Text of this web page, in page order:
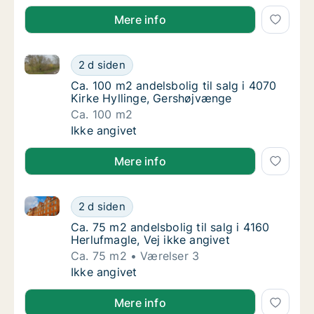
Mere info
Ca. 100 m2 andelsbolig til salg i 4070
2 d siden
Ca. 100 m2 andelsbolig til salg i 4070 Kirke
Ca. 100 m2 andelsbolig til salg i 4070
Ca. 100 m2 andelsbolig til salg i 4070
Kirke Hyllinge, Gershøjvænge
Ca. 100 m2
Ca. 100 m2 andelsbolig til salg i 4070
Ikke angivet
Mere info
Ca. 75 m2 andelsbolig til salg i 4160
2 d siden
Ca. 75 m2 andelsbolig til salg i 4160 Herlufmagle,
Ca. 75 m2 andelsbolig til salg i 4160
Ca. 75 m2 andelsbolig til salg i 4160
Herlufmagle, Vej ikke angivet
Ca. 75 m2
Værelser 3
Ca. 75 m2 andelsbolig til salg i 4160
Ikke angivet
Mere info